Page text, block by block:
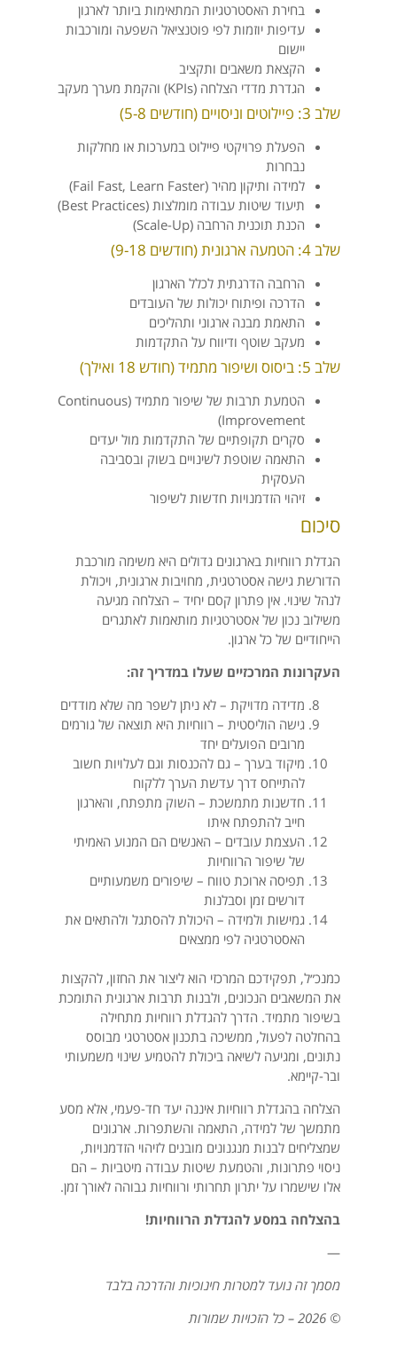
בחירת האסטרטגיות המתאימות ביותר לארגון
עדיפות יוזמות לפי פוטנציאל השפעה ומורכבות
יישום
הקצאת משאבים ותקציב
הגדרת מדדי הצלחה (KPIs) והקמת מערך מעקב
שלב 3: פיילוטים וניסויים (חודשים 5-8)
הפעלת פרויקטי פיילוט במערכות או מחלקות
נבחרות
למידה ותיקון מהיר (Fail Fast, Learn Faster)
תיעוד שיטות עבודה מומלצות (Best Practices)
הכנת תוכנית הרחבה (Scale-Up)
שלב 4: הטמעה ארגונית (חודשים 9-18)
הרחבה הדרגתית לכלל הארגון
הדרכה ופיתוח יכולות של העובדים
התאמת מבנה ארגוני ותהליכים
מעקב שוטף ודיווח על התקדמות
שלב 5: ביסוס ושיפור מתמיד (חודש 18 ואילך)
הטמעת תרבות של שיפור מתמיד (Continuous
Improvement)
סקרים תקופתיים של התקדמות מול יעדים
התאמה שוטפת לשינויים בשוק ובסביבה
העסקית
זיהוי הזדמנויות חדשות לשיפור
סיכום
הגדלת רווחיות בארגונים גדולים היא משימה מורכבת
הדורשת גישה אסטרטגית, מחויבות ארגונית, ויכולת
לנהל שינוי. אין פתרון קסם יחיד – הצלחה מגיעה
משילוב נכון של אסטרטגיות מותאמות לאתגרים
הייחודיים של כל ארגון.
העקרונות המרכזיים שעלו במדריך זה:
מדידה מדויקת – לא ניתן לשפר מה שלא מודדים
גישה הוליסטית – רווחיות היא תוצאה של גורמים
מרובים הפועלים יחד
מיקוד בערך – גם להכנסות וגם לעלויות חשוב
להתייחס דרך עדשת הערך ללקוח
חדשנות מתמשכת – השוק מתפתח, והארגון
חייב להתפתח איתו
העצמת עובדים – האנשים הם המנוע האמיתי
של שיפור הרווחיות
תפיסה ארוכת טווח – שיפורים משמעותיים
דורשים זמן וסבלנות
גמישות ולמידה – היכולת להסתגל ולהתאים את
האסטרטגיה לפי ממצאים
כמנכ״ל, תפקידכם המרכזי הוא ליצור את החזון, להקצות
את המשאבים הנכונים, ולבנות תרבות ארגונית התומכת
בשיפור מתמיד. הדרך להגדלת רווחיות מתחילה
בהחלטה לפעול, ממשיכה בתכנון אסטרטגי מבוסס
נתונים, ומגיעה לשיאה ביכולת להטמיע שינוי משמעותי
ובר-קיימא.
הצלחה בהגדלת רווחיות איננה יעד חד-פעמי, אלא מסע
מתמשך של למידה, התאמה והשתפרות. ארגונים
שמצליחים לבנות מנגנונים מובנים לזיהוי הזדמנויות,
ניסוי פתרונות, והטמעת שיטות עבודה מיטביות – הם
אלו שישמרו על יתרון תחרותי ורווחיות גבוהה לאורך זמן.
בהצלחה במסע להגדלת הרווחיות!
—
מסמך זה נועד למטרות חינוכיות והדרכה בלבד
© 2026 – כל הזכויות שמורות